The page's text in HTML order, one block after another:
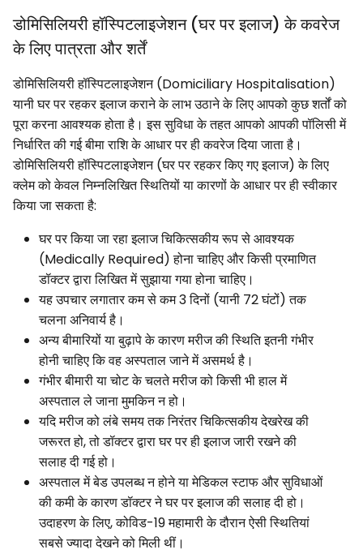
डोमिसिलियरी हॉस्पिटलाइजेशन (घर पर इलाज) के कवरेज
के लिए पात्रता और शर्तें
डोमिसिलियरी हॉस्पिटलाइजेशन (Domiciliary Hospitalisation)
यानी घर पर रहकर इलाज कराने के लाभ उठाने के लिए आपको कुछ शर्तों को
पूरा करना आवश्यक होता है। इस सुविधा के तहत आपको आपकी पॉलिसी में
निर्धारित की गई बीमा राशि के आधार पर ही कवरेज दिया जाता है।
डोमिसिलियरी हॉस्पिटलाइजेशन (घर पर रहकर किए गए इलाज) के लिए
क्लेम को केवल निम्नलिखित स्थितियों या कारणों के आधार पर ही स्वीकार
किया जा सकता है:
घर पर किया जा रहा इलाज चिकित्सकीय रूप से आवश्यक
(Medically Required) होना चाहिए और किसी प्रमाणित
डॉक्टर द्वारा लिखित में सुझाया गया होना चाहिए।
यह उपचार लगातार कम से कम 3 दिनों (यानी 72 घंटों) तक
चलना अनिवार्य है।
अन्य बीमारियों या बुढ़ापे के कारण मरीज की स्थिति इतनी गंभीर
होनी चाहिए कि वह अस्पताल जाने में असमर्थ है।
गंभीर बीमारी या चोट के चलते मरीज को किसी भी हाल में
अस्पताल ले जाना मुमकिन न हो।
यदि मरीज को लंबे समय तक निरंतर चिकित्सकीय देखरेख की
जरूरत हो, तो डॉक्टर द्वारा घर पर ही इलाज जारी रखने की
सलाह दी गई हो।
अस्पताल में बेड उपलब्ध न होने या मेडिकल स्टाफ और सुविधाओं
की कमी के कारण डॉक्टर ने घर पर इलाज की सलाह दी हो।
उदाहरण के लिए, कोविड-19 महामारी के दौरान ऐसी स्थितियां
सबसे ज्यादा देखने को मिली थीं।